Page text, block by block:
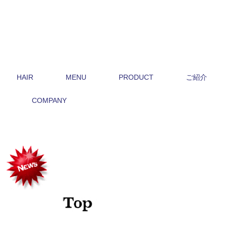
HAIR MENU PRODUCT ご紹介
COMPANY